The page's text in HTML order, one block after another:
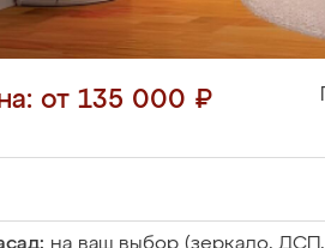
от 135 000 ₽